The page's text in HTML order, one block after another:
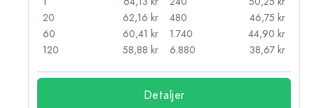
20
62,16 kr
60
60,41 kr
120
58,88 kr
480
46,75 kr
1.740
44,90 kr
6.880
38,67 kr
Detaljer